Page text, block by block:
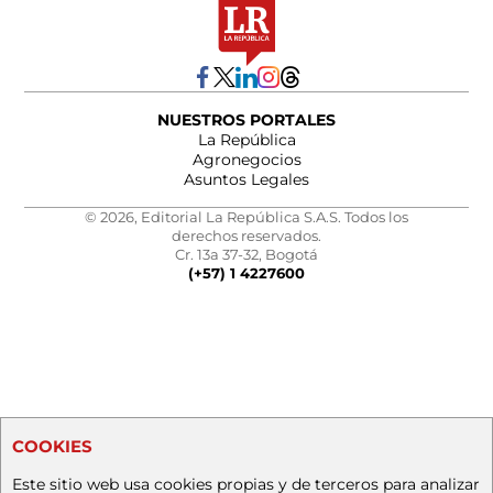
NUESTROS PORTALES
La República
Agronegocios
Asuntos Legales
© 2026, Editorial La República S.A.S. Todos los
derechos reservados.
Cr. 13a 37-32, Bogotá
(+57) 1 4227600
COOKIES
Este sitio web usa cookies propias y de terceros para analizar